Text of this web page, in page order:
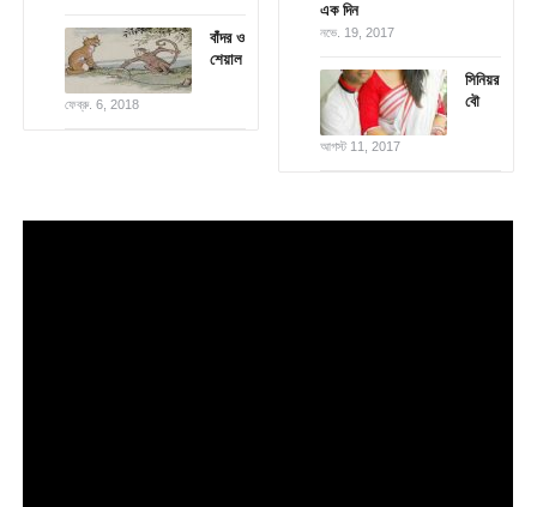
বাঁদর ও
শেয়াল
ফেব্রু. 6, 2018
এক দিন
নভে. 19, 2017
সিনিয়র
বৌ
আগস্ট 11, 2017